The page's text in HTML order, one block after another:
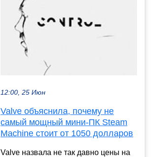
12:00, 25 Июн
Valve объяснила, почему не
самый мощный мини-ПК Steam
Machine стоит от 1050 долларов
Valve назвала не так давно цены на